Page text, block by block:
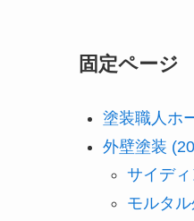
固定ページ
塗装職人ホ
外壁塗装
サイデ
モルタ